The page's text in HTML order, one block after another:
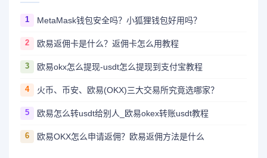
1 MetaMask钱包安全吗？小狐狸钱包好用吗？
2 欧易返佣卡是什么？返佣卡怎么用教程
3 欧易okx怎么提现-usdt怎么提现到支付宝教程
4 火币、币安、欧易(OKX)三大交易所究竟选哪家？
5 欧易怎么转usdt给别人_欧易okex转账usdt教程
6 欧易OKX怎么申请返佣？欧易返佣方法是什么